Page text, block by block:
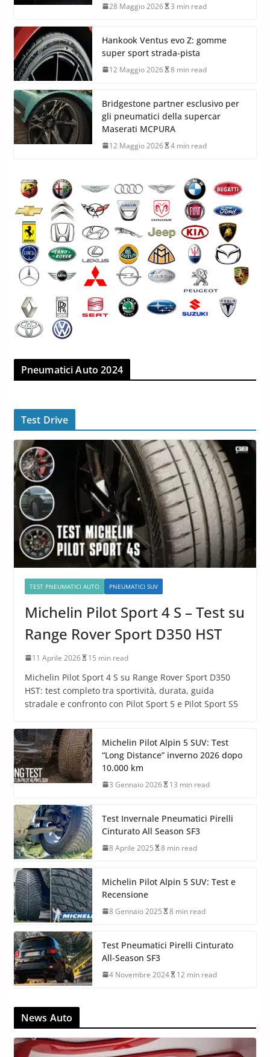
28 Maggio 2026 3 min read
Hankook Ventus evo Z: gomme
super sport strada-pista
12 Maggio 2026 8 min read
Bridgestone partner esclusivo per
gli pneumatici della supercar
Maserati MCPURA
12 Maggio 2026 4 min read
Pneumatici Auto 2024
Test Drive
TEST PNEUMATICI AUTO PNEUMATICI SUV
Michelin Pilot Sport 4 S – Test su
Range Rover Sport D350 HST
11 Aprile 2026 15 min read
Michelin Pilot Sport 4 S su Range Rover Sport D350
HST: test completo tra sportività, durata, guida
stradale e confronto con Pilot Sport 5 e Pilot Sport S5
Michelin Pilot Alpin 5 SUV: Test
“Long Distance” inverno 2026 dopo
10.000 km
3 Gennaio 2026 13 min read
Test Invernale Pneumatici Pirelli
Cinturato All Season SF3
8 Aprile 2025 8 min read
Michelin Pilot Alpin 5 SUV: Test e
Recensione
8 Gennaio 2025 8 min read
Test Pneumatici Pirelli Cinturato
All-Season SF3
4 Novembre 2024 12 min read
News Auto